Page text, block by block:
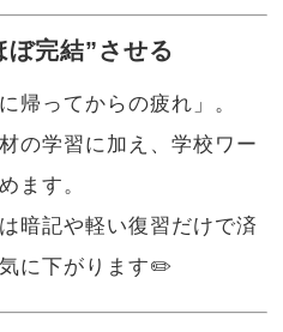
完結”させる
帰ってからの疲れ」。
の学習に加え、学校ワー
ます。
暗記や軽い復習だけで済
に下がります✏️